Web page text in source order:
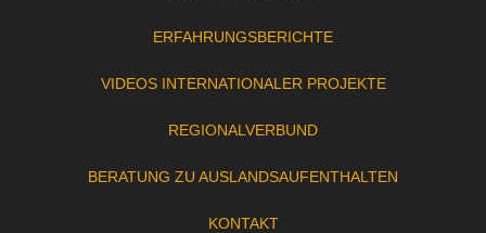
ERFAHRUNGSBERICHTE
VIDEOS INTERNATIONALER PROJEKTE
REGIONALVERBUND
BERATUNG ZU AUSLANDSAUFENTHALTEN
KONTAKT